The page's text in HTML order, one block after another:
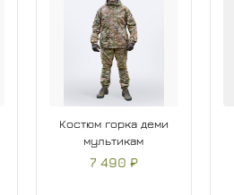
Костюм горка деми
мультикам
7 490 ₽